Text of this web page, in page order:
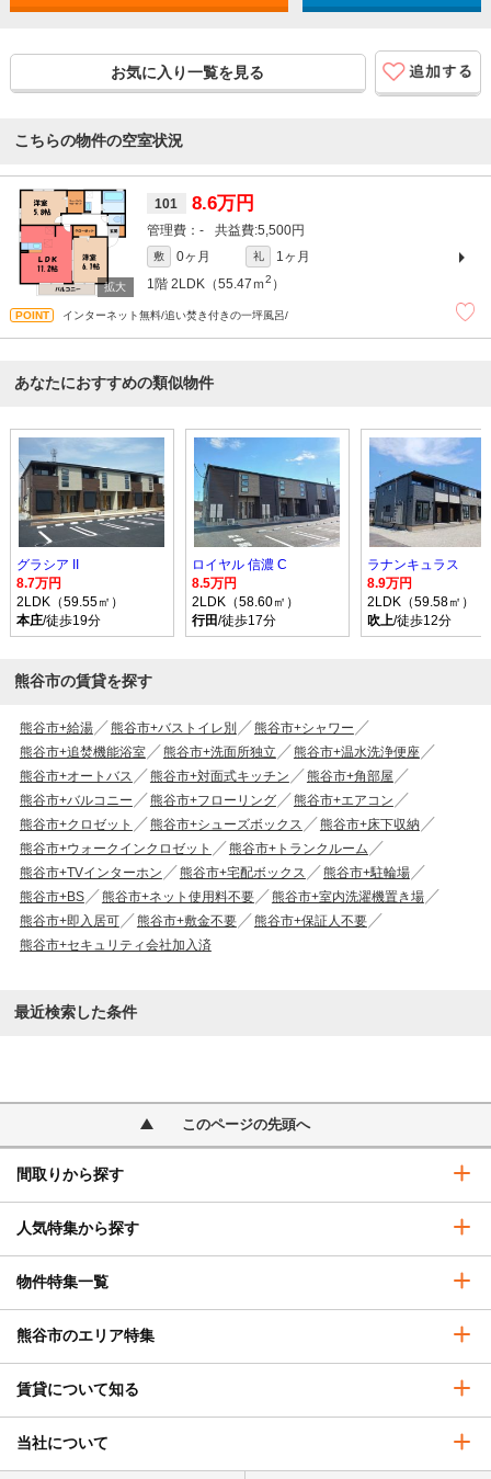
お気に入り一覧を見る
こちらの物件の空室状況
101 8.6万円
- 5,500円
敷 0ヶ月 礼
1ヶ月
1階 2LDK（55.47ｍ2 ）
インターネット無料/追い焚き付きの一坪風呂/
あなたにおすすめの類似物件
グラシア II
8.7万円
2LDK（59.55㎡）
本庄/徒歩19分
ロイヤル 信濃 C
8.5万円
2LDK（58.60㎡）
行田/徒歩17分
ラナンキュラス
8.9万円
2LDK（59.58㎡）
吹上/徒歩12分
熊谷市の賃貸を探す
熊谷市+給湯 熊谷市+バストイレ別
熊谷市+シャワー
熊谷市+追焚機能浴室
熊谷市+洗面所独立
熊谷市+温水洗浄便座
熊谷市+オートバス
熊谷市+対面式キッチン
熊谷市+角部屋
熊谷市+バルコニー
熊谷市+フローリング
熊谷市+エアコン
熊谷市+クロゼット
熊谷市+シューズボックス
熊谷市+床下収納
熊谷市+ウォークインクロゼット
熊谷市+トランクルーム
熊谷市+TVインターホン
熊谷市+宅配ボックス
熊谷市+駐輪場
熊谷市+BS
熊谷市+ネット使用料不要
熊谷市+室内洗濯機置き場
熊谷市+即入居可
熊谷市+敷金不要
熊谷市+保証人不要
熊谷市+セキュリティ会社加入済
最近検索した条件
このページの先頭へ
間取りから探す
人気特集から探す
物件特集一覧
熊谷市のエリア特集
賃貸について知る
当社について